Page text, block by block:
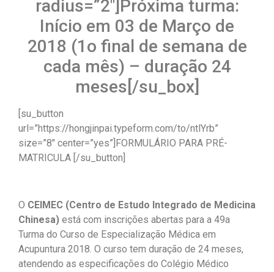
radius=”2″]Próxima turma:
Início em 03 de Março de
2018 (1o final de semana de
cada mês) – duração 24
meses[/su_box]
[su_button
url=”https://hongjinpai.typeform.com/to/ntlYrb”
size=”8″ center=”yes”]FORMULÁRIO PARA PRÉ-
MATRICULA [/su_button]
O CEIMEC (Centro de Estudo Integrado de Medicina
Chinesa) está com inscrições abertas para a 49a
Turma do Curso de Especialização Médica em
Acupuntura 2018. O curso tem duração de 24 meses,
atendendo as especificações do Colégio Médico